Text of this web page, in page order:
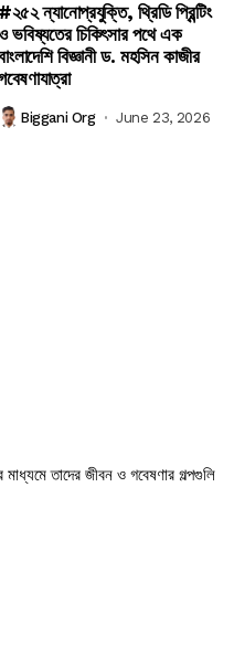
#২৫২ ন্যানোপ্রযুক্তি, থ্রিডি প্রিন্টিং
ভবিষ্যতের চিকিৎসার পথে এক
বিজ্ঞানী ড. মহসিন কাজীর
Biggani Org June 23, 2026
মাধ্যমে তাদের জীবন ও গবেষণার গল্পগুলি